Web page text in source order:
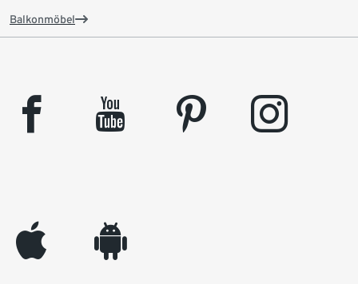
Balkonmöbel
facebook youtube pinterest instagram
appleinc android